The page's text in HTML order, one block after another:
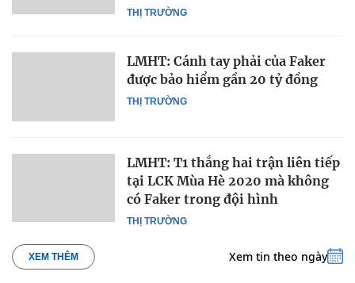
THỊ TRƯỜNG
THỊ TRƯỜNG
LMHT: Cánh tay phải của Faker
được bảo hiểm gần 20 tỷ đồng
THỊ TRƯỜNG
LMHT: T1 thắng hai trận liên tiếp
tại LCK Mùa Hè 2020 mà không
có Faker trong đội hình
XEM THÊM Xem tin theo ngày